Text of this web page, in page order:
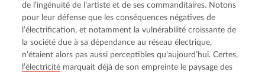
de l’ingénuité de l’artiste et de ses commanditaires. Notons
pour leur défense que les conséquences négatives de
l’électrification, et notamment la vulnérabilité croissante de
la société due à sa dépendance au réseau électrique,
l’électricité marquait déjà de son empreinte le paysage des